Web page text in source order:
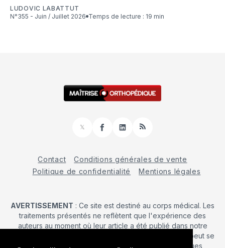
LUDOVIC LABATTUT
N°355 - Juin / Juillet 2026
Temps de lecture : 19 min
𝕏
FacebookLinkedInRSS
Contact
Conditions générales de vente
Politique de confidentialité
Mentions légales
AVERTISSEMENT : Ce site est destiné au corps médical. Les
traitements présentés ne reflètent que l'expérience des
auteurs au moment où leur article a été publié dans notre
journal. La décision d’une intervention chirurgicale ne peut se
prendre qu'après un examen clinique. Les techniques